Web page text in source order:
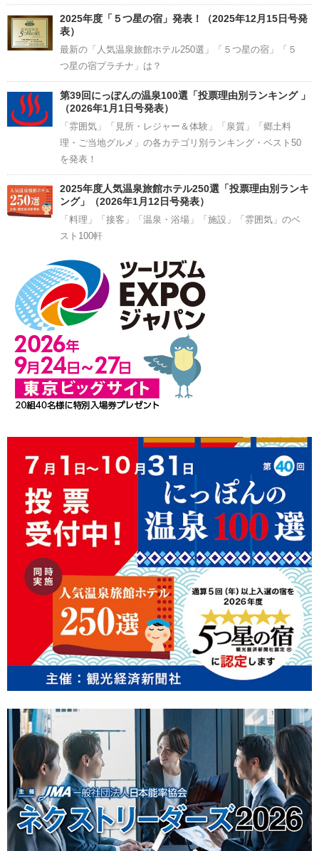
2025年度「５つ星の宿」発表！（2025年12月15日号発
表）
最新の「人気温泉旅館ホテル250選」「５つ星の宿」「５
つ星の宿プラチナ」は？
第39回にっぽんの温泉100選「投票理由別ランキング 」
（2026年1月1日号発表）
「雰囲気」「見所・レジャー＆体験」「泉質」「郷土料
理・ご当地グルメ」の各カテゴリ別ランキング・ベスト50
を発表！
2025年度人気温泉旅館ホテル250選「投票理由別ランキ
ング」（2026年1月12日号発表）
「料理」「接客」「温泉・浴場」「施設」「雰囲気」のベ
スト100軒